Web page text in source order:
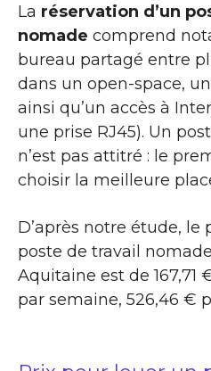
La réservation d’un
nomade comprend
bureau partagé entre
dans un open-space,
ainsi qu’un accès à
une prise RJ45). Un
n’est pas attitré : le
choisir la meilleure
D’après notre étude, le
poste de travail
Aquitaine est de 167,71
par semaine, 526,46 €